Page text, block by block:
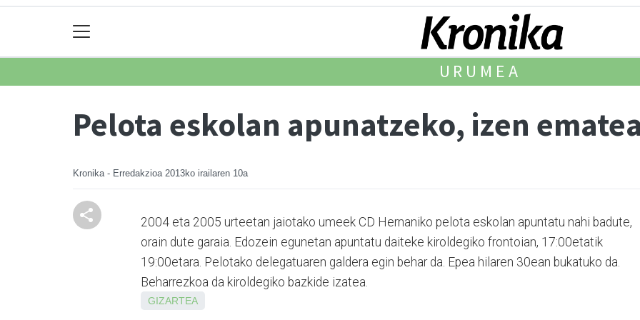
URUMEA
Pelota eskolan apunatzeko, izen ematea
Kronika - Erredakzioa 2013ko irailaren 10a
2004 eta 2005 urteetan jaiotako umeek CD Hernaniko pelota eskolan apuntatu nahi badute,
orain dute garaia. Edozein egunetan apuntatu daiteke kiroldegiko frontoian, 17:00etatik
19:00etara. Pelotako delegatuaren galdera egin behar da. Epea hilaren 30ean bukatuko da.
Beharrezkoa da kiroldegiko bazkide izatea.
GIZARTEA